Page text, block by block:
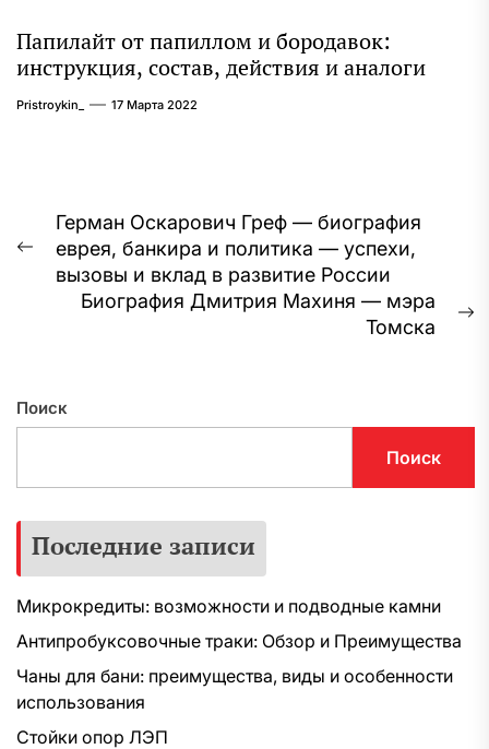
Папилайт от папиллом и бородавок:
инструкция, состав, действия и аналоги
Pristroykin_ 17 Марта 2022
Навигация
по
записям
Предыдущая
запись:
Герман Оскарович Греф — биография
еврея, банкира и политика — успехи,
вызовы и вклад в развитие России
Биография Дмитрия Махиня — мэра
Томска
Поиск
Поиск
Последние записи
Микрокредиты: возможности и подводные камни
Антипробуксовочные траки: Обзор и Преимущества
Чаны для бани: преимущества, виды и особенности
использования
Стойки опор ЛЭП